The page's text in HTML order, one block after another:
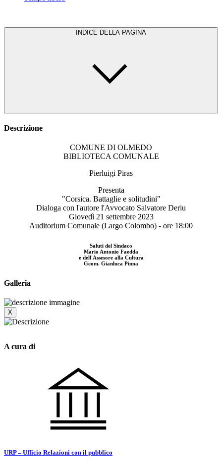
INDICE DELLA PAGINA
Descrizione
COMUNE DI OLMEDO
BIBLIOTECA COMUNALE
Pierluigi Piras
Presenta
"Corsica. Battaglie e solitudini"
Dialoga con l'autore l'Avvocato Salvatore Deriu
Giovedì 21 settembre 2023
Auditorium Comunale (Largo Colombo) - ore 18:00
Saluti del Sindaco
Mario Antonio Faedda
e dell'Assesore alla Cultura
Geom. Gianluca Pinna
Galleria
X
A cura di
URP – Ufficio Relazioni con il pubblico